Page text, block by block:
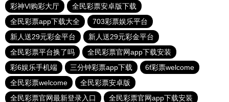
彩神Vl购彩大厅
全民彩票安卓版下载
全民彩票app下载大全
703彩票娱乐平台
新人送29元彩金平台
新人送29元彩金平台
全民彩票平台换了吗
全民彩票官网app下载安装
彩6娱乐手机端
三分钟彩票app下载
6f彩票welcome
全民彩票welcome
全民彩票安卓版
全民彩票官网最新登录入口
全民彩票官网app下载安装